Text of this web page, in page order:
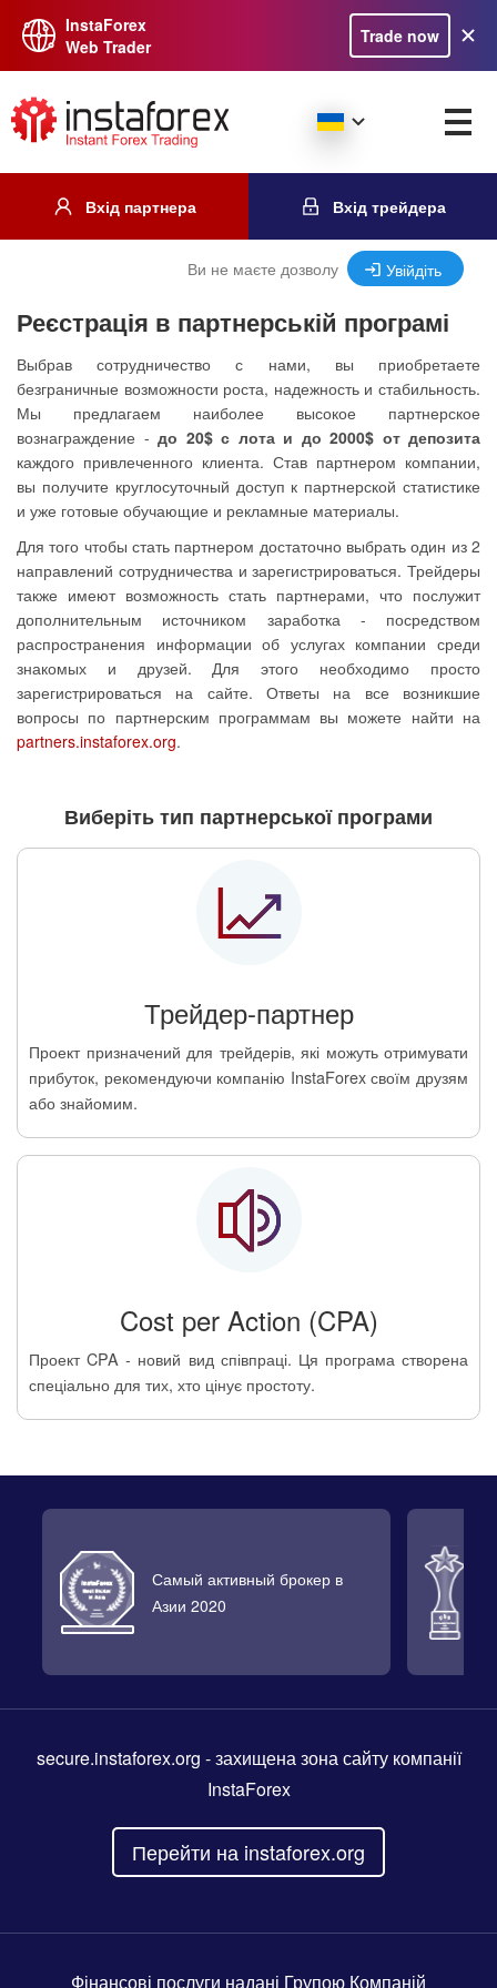
InstaForex
Web Trader
Trade now
Вхід партнера Вхід трейдера
Ви не маєте дозволу Увійдіть
Реєстрація в партнерській програмі
Выбрав сотрудничество с нами, вы приобретаете
безграничные возможности роста, надежность и стабильность.
Мы предлагаем наиболее высокое партнерское
вознаграждение - до 20$ с лота и до 2000$ от депозита
каждого привлеченного клиента. Став партнером компании,
вы получите круглосуточный доступ к партнерской статистике
и уже готовые обучающие и рекламные материалы.
Для того чтобы стать партнером достаточно выбрать один из 2
направлений сотрудничества и зарегистрироваться. Трейдеры
также имеют возможность стать партнерами, что послужит
дополнительным источником заработка - посредством
распространения информации об услугах компании среди
знакомых и друзей. Для этого необходимо просто
зарегистрироваться на сайте. Ответы на все возникшие
вопросы по партнерским программам вы можете найти на
partners.instaforex.org.
Виберіть тип партнерської програми
Трейдер-партнер
Проект призначений для трейдерів, які можуть отримувати
прибуток, рекомендуючи компанію InstaForex своїм друзям
або знайомим.
Cost per Action (CPA)
Проект CPA - новий вид співпраці. Ця програма створена
спеціально для тих, хто цінує простоту.
Самый активный брокер в
Азии 2020
secure.instaforex.org - захищена зона сайту компанії
InstaForex
Перейти на instaforex.org
Фінансові послуги надані Групою Компаній